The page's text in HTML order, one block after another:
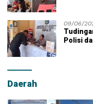
09/06/
Polisi
Daerah